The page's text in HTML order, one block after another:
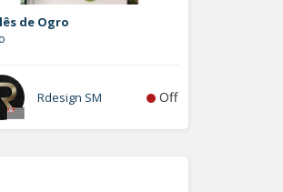
de Ogro
Rdesign SM Off